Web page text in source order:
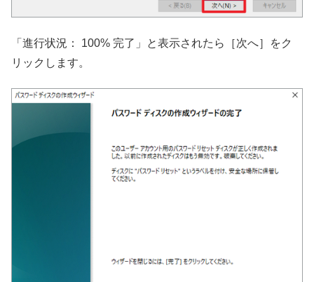
「進行状況： 100% 完了」と表示されたら［次へ］をク
リックします。